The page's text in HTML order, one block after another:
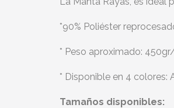
*90% Poliéster
* Peso aproximado:
* Disponible en 4 colores:
Tamaños disponibles: